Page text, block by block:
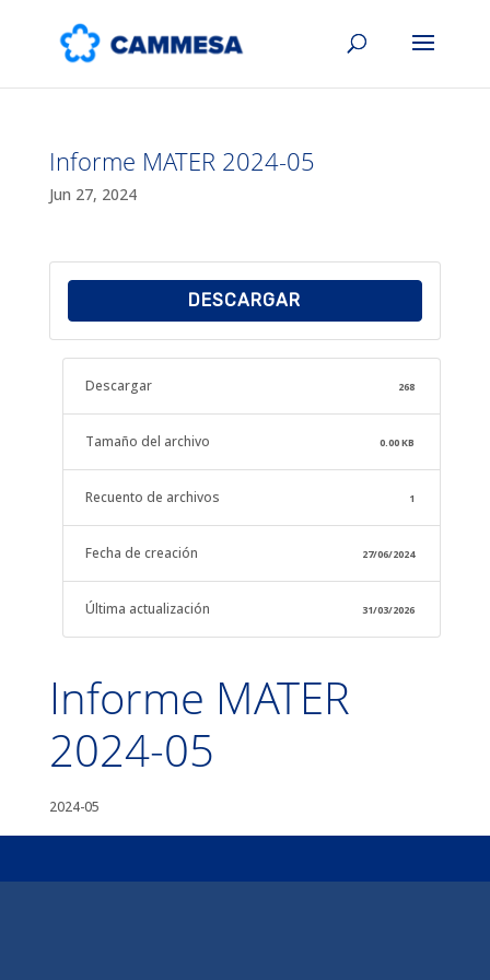
Informe MATER 2024-05
Jun 27, 2024
DESCARGAR
Descargar 268
Tamaño del archivo 0.00 KB
Recuento de archivos 1
Fecha de creación 27/06/2024
Última actualización 31/03/2026
Informe MATER
2024-05
2024-05